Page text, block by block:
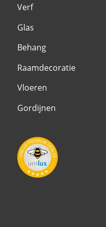
Verf
Glas
Behang
Raamdecoratie
Vloeren
Gordijnen